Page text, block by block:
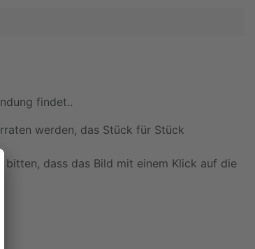
findet..
werden, das Stück für Stück
bitten, dass das Bild mit einem Klick auf die